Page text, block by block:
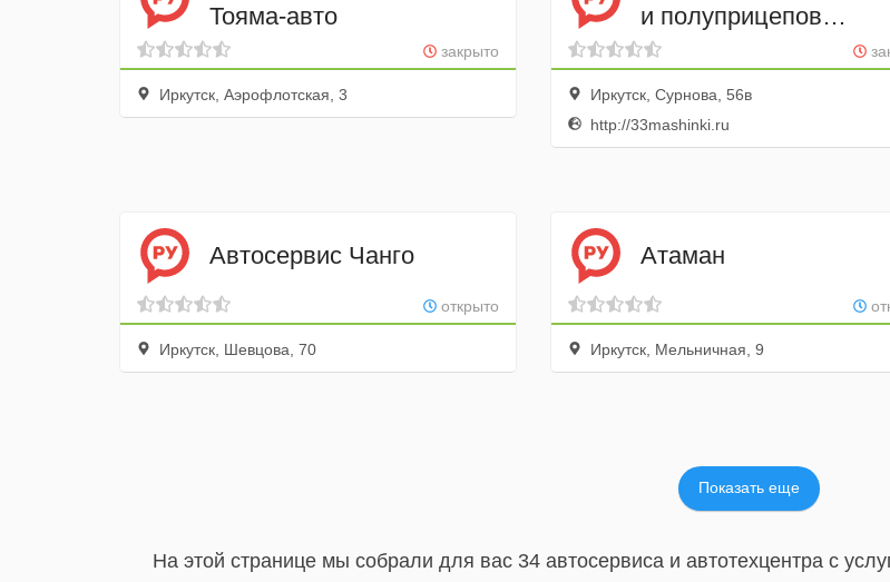
Тояма-авто
закрыто
Иркутск, Аэрофлотская, 3
и полуприцепов
33 машинки
Иркутск, Сурнова, 56в
http://33mashinki.ru
Автосервис Чанго
открыто
Иркутск, Шевцова, 70
Атаман
Иркутск, Мельничная, 9
Показать еще
На этой странице мы собрали для вас 34 автосервиса и автотехцентра с